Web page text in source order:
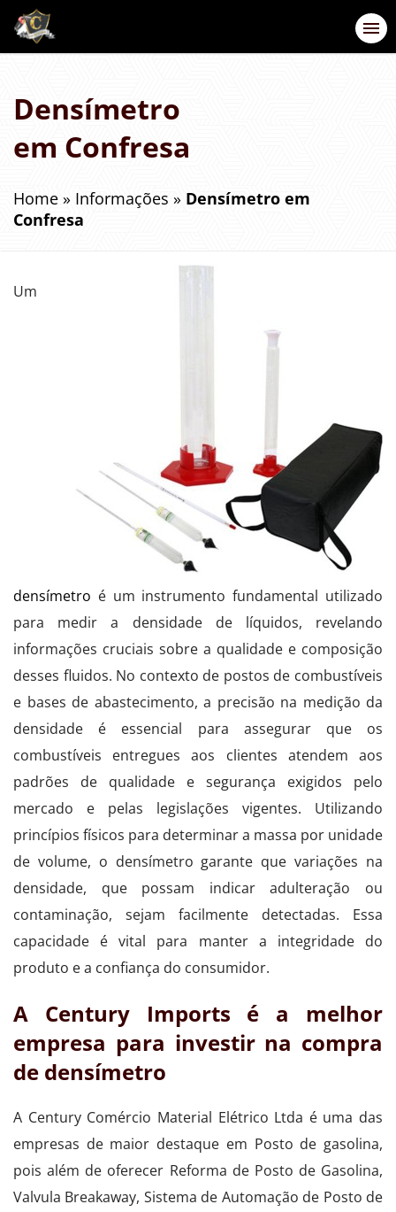
Densímetro
em Confresa
Home » Informações » Densímetro em
Confresa
Um
densímetro é um instrumento fundamental utilizado
para medir a densidade de líquidos, revelando
informações cruciais sobre a qualidade e composição
desses fluidos. No contexto de postos de combustíveis
e bases de abastecimento, a precisão na medição da
densidade é essencial para assegurar que os
combustíveis entregues aos clientes atendem aos
padrões de qualidade e segurança exigidos pelo
mercado e pelas legislações vigentes. Utilizando
princípios físicos para determinar a massa por unidade
de volume, o densímetro garante que variações na
densidade, que possam indicar adulteração ou
contaminação, sejam facilmente detectadas. Essa
capacidade é vital para manter a integridade do
produto e a confiança do consumidor.
A Century Imports é a melhor
empresa para investir na compra
de densímetro
A Century Comércio Material Elétrico Ltda é uma das
empresas de maior destaque em Posto de gasolina,
pois além de oferecer Reforma de Posto de Gasolina,
Valvula Breakaway, Sistema de Automação de Posto de